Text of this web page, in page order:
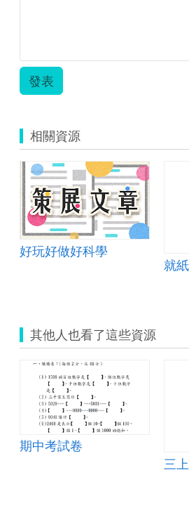
發表
相關資源
好玩好做好科學
就
其他人也看了這些資源
期中考試卷